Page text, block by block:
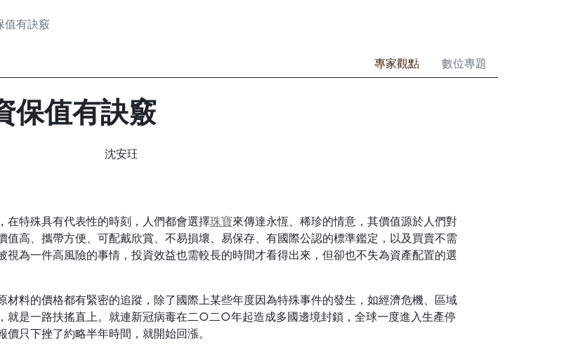
值有訣竅
專家觀點 數位專題
保值有訣竅
沈安玨
在特殊具有代表性的時刻，人們都會選擇珠寶來傳達永恆、稀珍的情意，其價值源於人們對
值高、攜帶方便、可配戴欣賞、不易損壞、易保存、有國際公認的標準鑑定，以及買賣不需
視為一件高風險的事情，投資效益也需較長的時間才看得出來，但卻也不失為資產配置的選
材料的價格都有緊密的追蹤，除了國際上某些年度因為特殊事件的發生，如經濟危機、區域
就是一路扶搖直上。就連新冠病毒在二○二○年起造成多國邊境封鎖，全球一度進入生產停
只下挫了約略半年時間，就開始回漲。